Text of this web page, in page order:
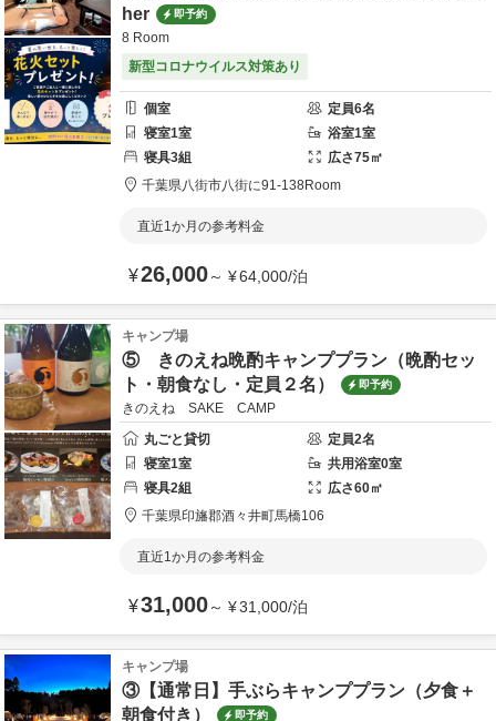
her
即予約
8 Room
新型コロナウイルス対策あり
個室 定員6名
寝室1室 浴室1室
寝具3組 広さ75㎡
千葉県八街市八街に91-138Room
直近1か月の参考料金
¥26,000～ ¥64,000/泊
キャンプ場
⑤ きのえね晩酌キャンププラン（晩酌セッ
ト・朝食なし・定員２名）
即予約
きのえね SAKE CAMP
丸ごと貸切
定員2名
寝室1室 共用浴室0室
寝具2組 広さ60㎡
千葉県印旛郡酒々井町馬橋106
直近1か月の参考料金
¥31,000～ ¥31,000/泊
キャンプ場
③【通常日】手ぶらキャンププラン（夕食＋
朝食付き）
即予約